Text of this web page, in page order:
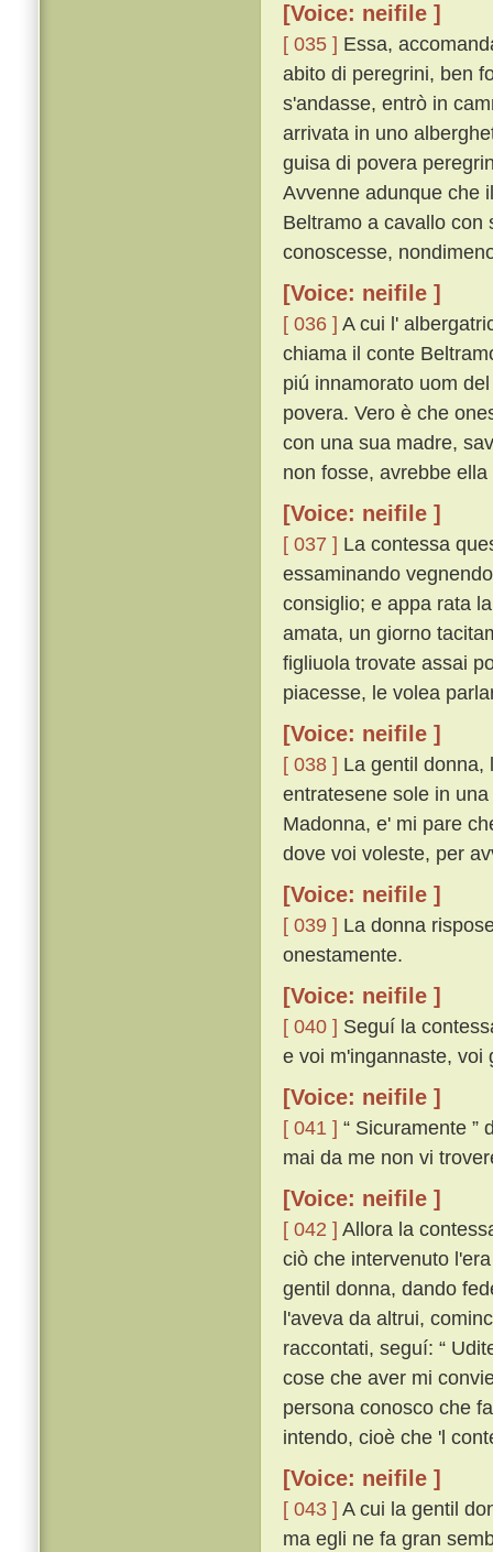
[Voice: neifile ]
[ 035 ] Essa,
abito di peregrini, ben
s'andasse, entrò in
arrivata in uno
guisa di povera
Avvenne adunque che
Beltramo a cavallo con
conoscesse,
[Voice: neifile ]
[ 036 ] A cui l'
chiama il conte
piú innamorato uom
povera. Vero è che
con una sua madre,
non fosse, avrebbe
[Voice: neifile ]
[ 037 ] La contessa
essaminando
consiglio; e appa rata
amata, un giorno
figliuola trovate assai
piacesse, le volea
[Voice: neifile ]
[ 038 ] La gentil donna,
entratesene sole in
Madonna, e' mi pare
dove voi voleste, per
[Voice: neifile ]
[ 039 ] La donna
onestamente.
[Voice: neifile ]
[ 040 ] Seguí la
e voi m'ingannaste, voi
[Voice: neifile ]
[ 041 ] “ Sicuramente ”
mai da me non vi
[Voice: neifile ]
[ 042 ] Allora la
ciò che intervenuto
gentil donna, dando
l'aveva da altrui,
raccontati, seguí: “
cose che aver mi
persona conosco che
intendo, cioè che 'l
[Voice: neifile ]
[ 043 ] A cui la gentil
ma egli ne fa gran